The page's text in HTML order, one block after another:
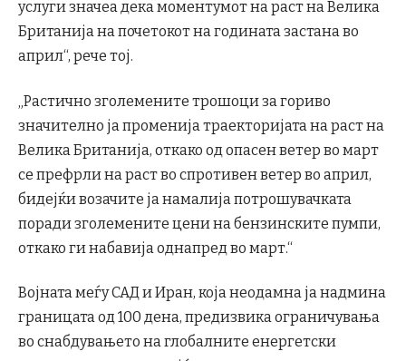
услуги значеа дека моментумот на раст на Велика
Британија на почетокот на годината застана во
април“, рече тој.
„Растично зголемените трошоци за гориво
значително ја променија траекторијата на раст на
Велика Британија, откако од опасен ветер во март
се префрли на раст во спротивен ветер во април,
бидејќи возачите ја намалија потрошувачката
поради зголемените цени на бензинските пумпи,
откако ги набавија однапред во март.“
Војната меѓу САД и Иран, која неодамна ја надмина
границата од 100 дена, предизвика ограничувања
во снабдувањето на глобалните енергетски